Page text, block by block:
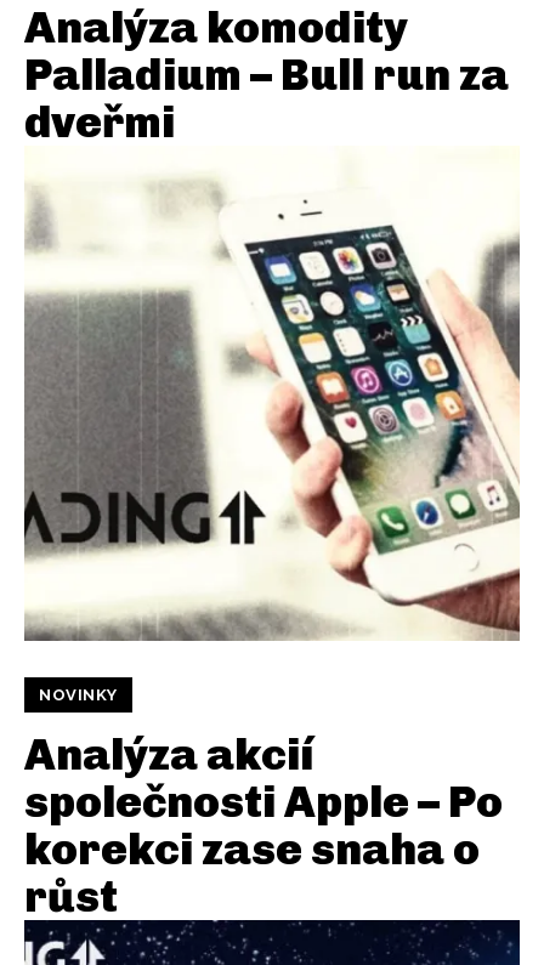
Analýza komodity
Palladium – Bull run za
dveřmi
NOVINKY
Analýza akcií
společnosti Apple – Po
korekci zase snaha o
růst